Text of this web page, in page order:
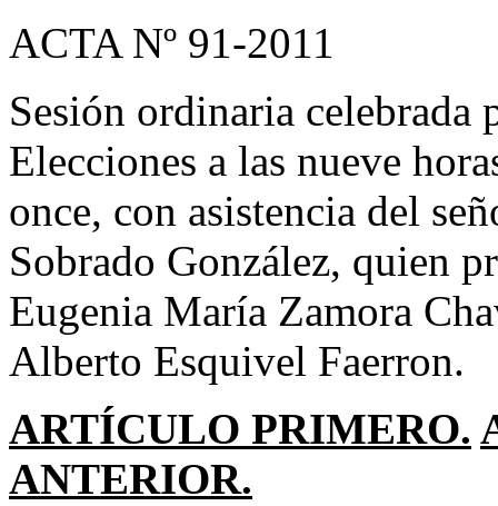
ACTA Nº 91-2011
Sesión ordinaria
Elecciones a las nueve
once, con asistencia del
Sobrado González, quien
Eugenia María Zamora
Alberto Esquivel Faerron.
ARTÍCULO PRIMERO.
ANTERIOR.